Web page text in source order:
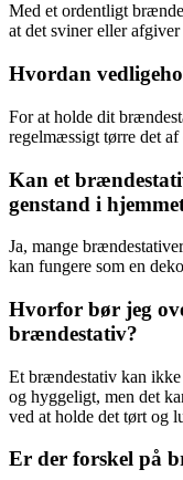
Med et ordentligt
at det sviner eller
Hvordan
For at holde dit
regelmæssigt tørre det
Kan et
genstand i
Ja, mange
kan fungere som en
Hvorfor bør jeg
brændestativ?
Et brændestativ kan
og hyggeligt, men det
ved at holde det tørt og
Er der forskel på